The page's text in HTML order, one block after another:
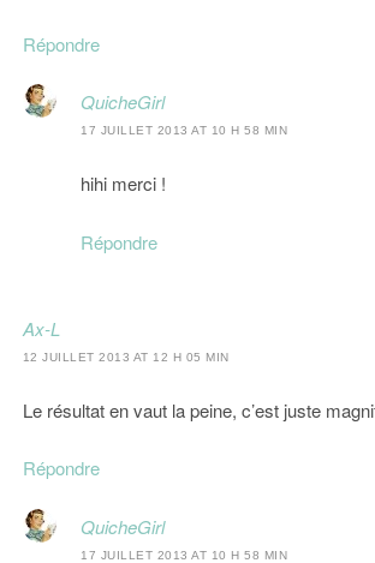
Répondre
QuicheGirl
17 JUILLET 2013 AT 10 H 58 MIN
hihi merci !
Répondre
Ax-L
12 JUILLET 2013 AT 12 H 05 MIN
Le résultat en vaut la peine, c’est juste
Répondre
QuicheGirl
17 JUILLET 2013 AT 10 H 58 MIN